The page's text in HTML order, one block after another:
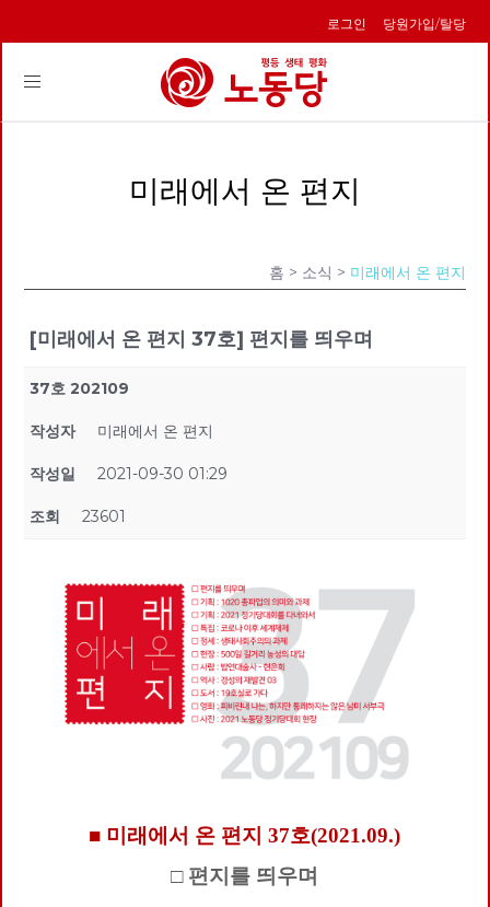
로그인 당원가입/탈당
Toggle
미래에서 온 편지
홈 > 소식 > 미래에서 온 편지
[미래에서 온 편지 37호] 편지를 띄우며
37호 202109
작성자 미래에서 온 편지
작성일 2021-09-30 01:29
조회 23601
■ 미래에서 온 편지 37호(2021.09.)
□ 편지를 띄우며